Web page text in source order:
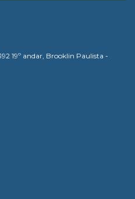
19º andar, Brooklin Paulista -